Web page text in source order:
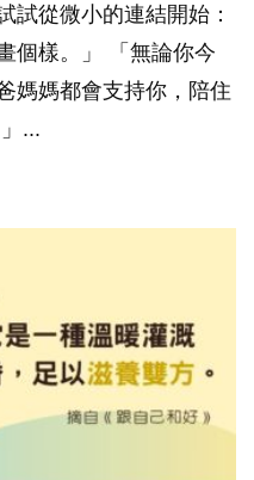
試從微小的連結開始：
個樣。」 「無論你今
媽媽都會支持你，陪住
...